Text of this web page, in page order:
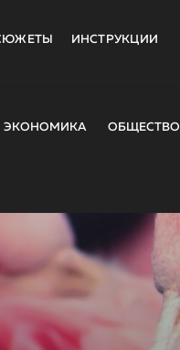
ИНСТРУКЦИИ
ЭКОНОМИКА ОБЩЕСТВО